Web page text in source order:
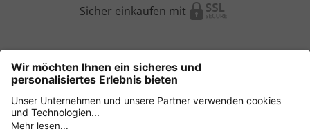
Sicher einkaufen mit
Weitere Onlineshops